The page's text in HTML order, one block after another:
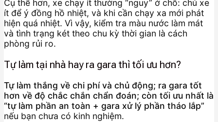
Cụ thể hơn, xe chạy ít thường “nguy” ở chỗ: chủ xe
ít để ý đồng hồ nhiệt, và khi cần chạy xa mới phát
hiện quá nhiệt. Vì vậy, kiểm tra màu nước làm mát
và tình trạng két theo chu kỳ thời gian là cách
phòng rủi ro.
Tự làm tại nhà hay ra gara thì tối ưu hơn?
Tự làm thắng về chi phí và chủ động; ra gara tốt
hơn về độ chắc chắn chẩn đoán; còn tối ưu nhất là
“tự làm phần an toàn + gara xử lý phần tháo lắp”
nếu bạn chưa có kinh nghiệm.